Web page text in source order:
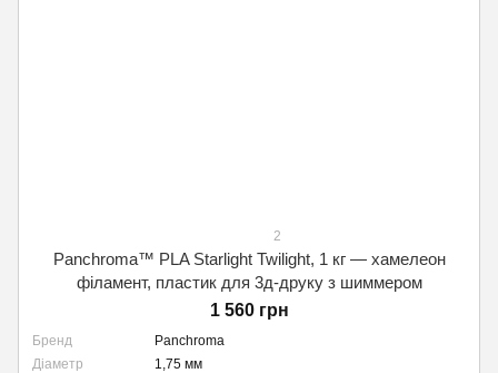
2
Panchroma™ PLA Starlight Twilight, 1 кг — хамелеон
філамент, пластик для 3д-друку з шиммером
1 560 грн
Бренд
Panchroma
Діаметр
1,75 мм